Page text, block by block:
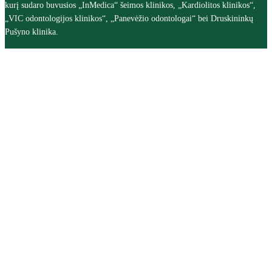
kurį sudaro buvusios „InMedica“ šeimos klinikos, „Kardiolitos klinikos“,
„VIC odontologijos klinikos“, „Panevėžio odontologai“ bei Druskininkų
Pušyno klinika.